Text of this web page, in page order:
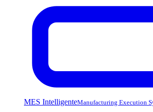
MES IntelligenteManufacturing Execution